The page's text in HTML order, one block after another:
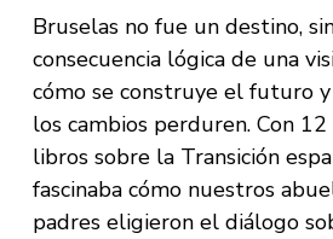
Bruselas no fue un destino,
consecuencia lógica de una
cómo se construye el futuro
los cambios perduren. Con 12
libros sobre la Transición
fascinaba cómo nuestros
padres eligieron el diálogo